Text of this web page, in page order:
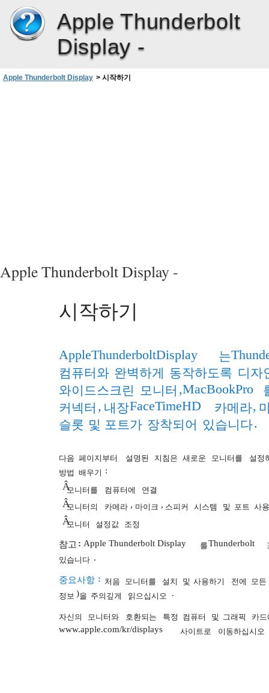
Apple Thunderbolt
Display -
Apple Thunderbolt Display > 시작하기
Apple Thunderbolt Display -
시작하기
Apple Thunderbolt Display 는
컴퓨터와 완벽하게 동작하도록 디자
와이드스크린 모니터 , MacBook Pro
커넥터 , 내장FaceTime HD 카메라,
슬롯 및 포트가 장착되어 있습니다.
다음 페이지부터 설명된 지침은 새로운 모니터를
설정
방법 배우기 :
Â모니터를 컴퓨터에 연결
Â모니터의 카메라 , 마이크 , 스피커 시스템 및 포트 사용
Â모니터 설정값 조정
참고 : Apple Thunderbolt Display 를Thunderbolt
있습니다 .
중요사항 : 처음 모니터를 설치 및 사용하기 전에
모든
정보 )을 주의깊게 읽으십시오 .
자신의 모니터와 호환되는 특정 컴퓨터 및 그래픽 카드
www.apple.com/kr/displays 사이트로 이동하십시오